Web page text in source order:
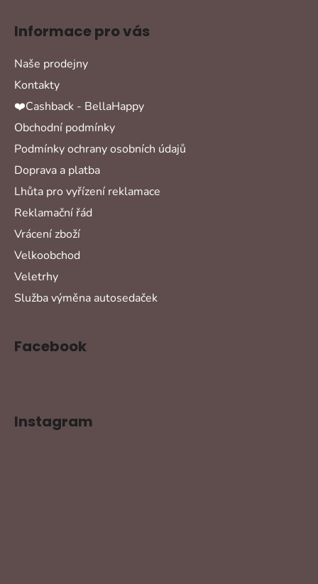
Informace pro vás
Naše prodejny
Kontakty
❤️Cashback - BellaHappy
Obchodní podmínky
Podmínky ochrany osobních údajů
Doprava a platba
Lhůta pro vyřízení reklamace
Reklamační řád
Vrácení zboží
Velkoobchod
Veletrhy
Služba výměna autosedaček
Facebook
Instagram